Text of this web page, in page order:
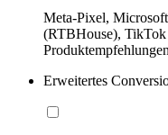
Meta-Pixel,
(RTBHouse),
Erweitertes